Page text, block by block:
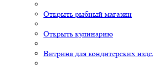
Открыть рыбный магазин
Открыть кулинарию
Витрина для кондитерских